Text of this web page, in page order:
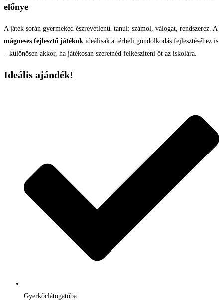
előnye
A játék során gyermeked észrevétlenül tanul: számol, válogat, rendszerez. A
mágneses fejlesztő játékok ideálisak a térbeli gondolkodás fejlesztéséhez is
– különösen akkor, ha játékosan szeretnéd felkészíteni őt az iskolára.
Ideális ajándék!
Gyerkőclátogatóba